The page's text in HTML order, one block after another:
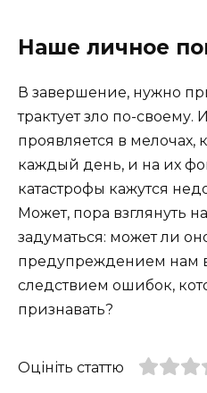
Наше личное
В завершение, нужно
трактует зло по-своему.
проявляется в
каждый день, и на их
катастрофы кажутся
Может, пора взглянуть
задуматься: может ли
предупреждением нам
следствием ошибок,
признавать?
Оцініть статтю